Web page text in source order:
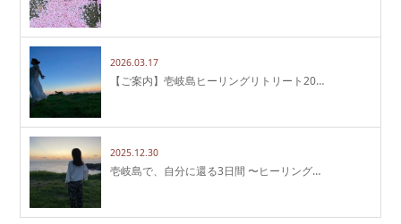
2026.03.17
【ご案内】壱岐島ヒーリングリトリート20…
2025.12.30
壱岐島で、自分に還る3日間 〜ヒーリング…